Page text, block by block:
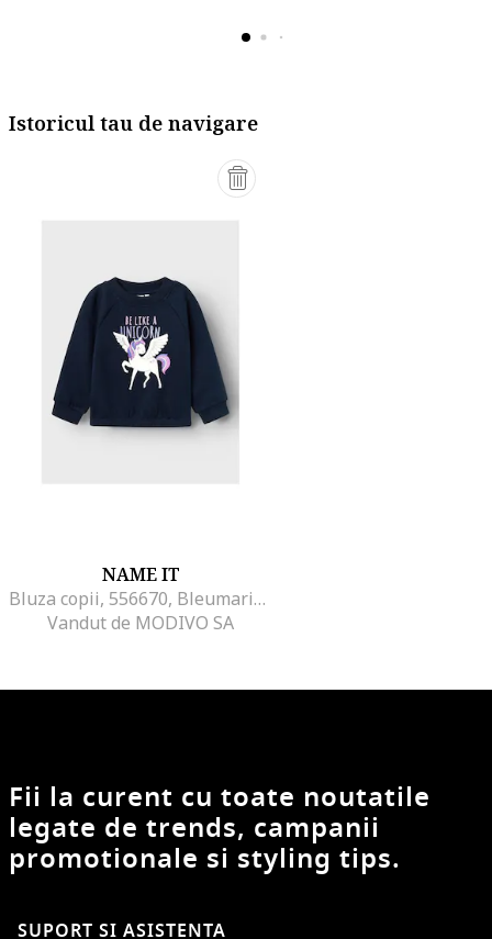
Istoricul tau de navigare
NAME IT
Bluza copii, 556670, Bleumarin, Bumbac
Vandut de MODIVO SA
Fii la curent cu toate noutatile
legate de trends, campanii
promotionale si styling tips.
SUPORT SI ASISTENTA